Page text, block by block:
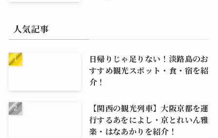
人気記事
日帰りじゃ足りない！淡路島のお
すすめ観光スポット・食・宿を紹
介！
【関西の観光列車】大阪京都を運
行するあをによし・京とれいん雅
楽・はなあかりを紹介！